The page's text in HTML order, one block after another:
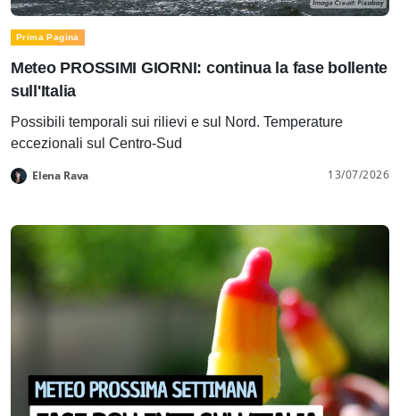
Prima Pagina
Meteo PROSSIMI GIORNI: continua la fase bollente
sull'Italia
Possibili temporali sui rilievi e sul Nord. Temperature
eccezionali sul Centro-Sud
Elena Rava 13/07/2026